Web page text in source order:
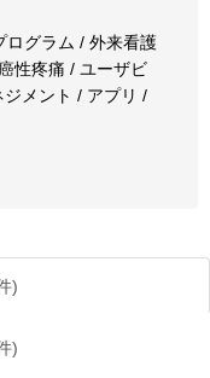
ログラム / 外来看護
性疼痛 / ユーザビ
ジメント / アプリ /
)
)